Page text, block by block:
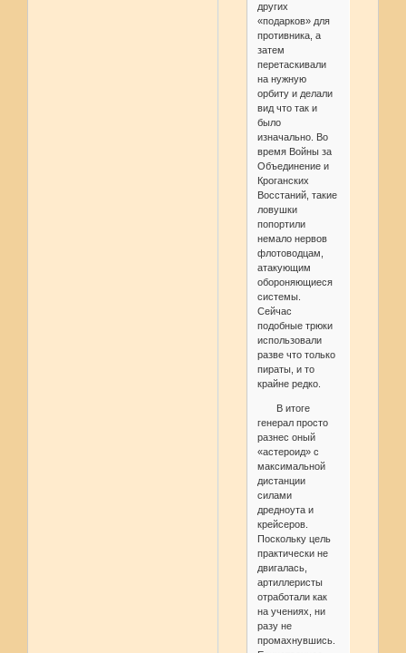
других
«подарков» для
противника, а
затем
перетаскивали
на нужную
орбиту и делали
вид что так и
было
изначально. Во
время Войны за
Объединение и
Кроганских
Восстаний, такие
ловушки
попортили
немало нервов
флотоводцам,
атакующим
обороняющиеся
системы.
Сейчас
подобные трюки
использовали
разве что только
пираты, и то
крайне редко.
В итоге
генерал просто
разнес оный
«астероид» с
максимальной
дистанции
силами
дредноута и
крейсеров.
Поскольку цель
практически не
двигалась,
артиллеристы
отработали как
на учениях, ни
разу не
промахнувшись.